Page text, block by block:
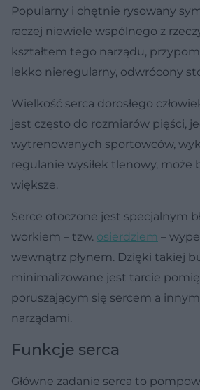
Popularny i chętnie rysowany
raczej niewiele wspólnego z
kształtem tego narządu,
lekko nieregularny, odwrócony
Wielkość serca dorosłego
jest często do rozmiarów pięści,
wytrenowanych sportowców,
regulanie wysiłek tlenowy, może
większe.
Serce otoczone jest specjalnym
workiem – tzw. osierdziem –
wewnątrz płynem. Dzięki takiej
minimalizowane jest tarcie
poruszającym się sercem a
narządami.
Funkcje serca
Główne zadanie serca to